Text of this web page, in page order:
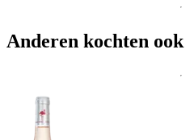
Anderen kochten ook